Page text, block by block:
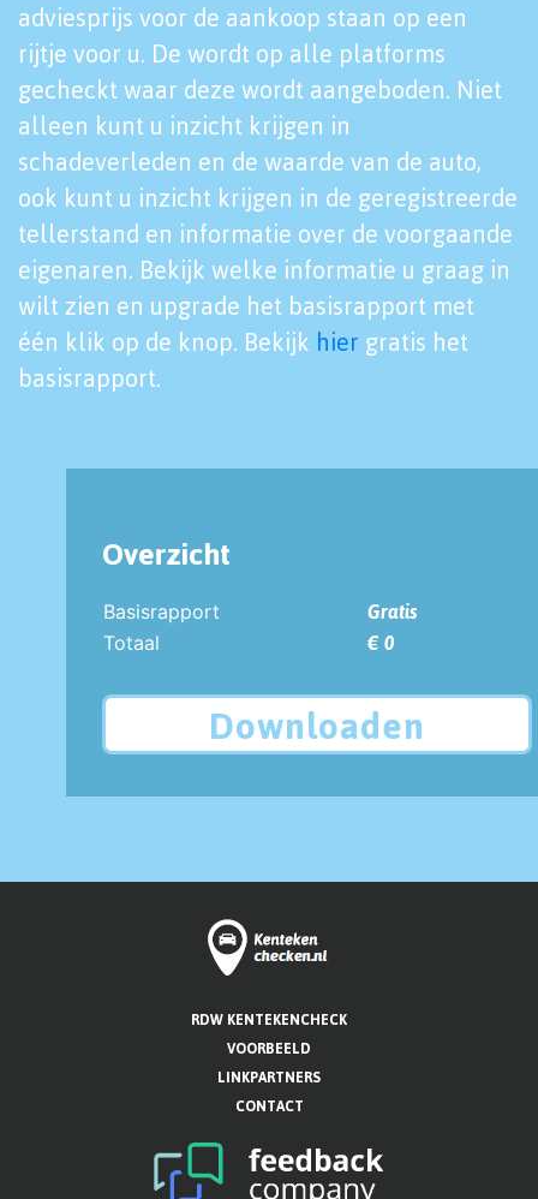
adviesprijs voor de aankoop staan op een
rijtje voor u. De wordt op alle platforms
gecheckt waar deze wordt aangeboden. Niet
alleen kunt u inzicht krijgen in
schadeverleden en de waarde van de auto,
ook kunt u inzicht krijgen in de geregistreerde
tellerstand en informatie over de voorgaande
eigenaren. Bekijk welke informatie u graag in
wilt zien en upgrade het basisrapport met
één klik op de knop. Bekijk hier gratis het
basisrapport.
Overzicht
Basisrapport
Gratis
Totaal
€ 0
Downloaden
RDW KENTEKENCHECK
VOORBEELD
LINKPARTNERS
CONTACT